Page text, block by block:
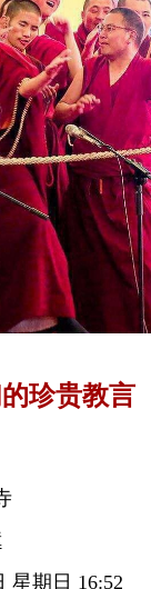
珍贵教言
星期日 16:52